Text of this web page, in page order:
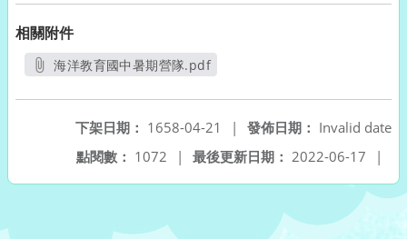
相關附件
海洋教育國中暑期營隊.pdf
發佈日期： Invalid date
下架日期： 1658-04-21
|
最後更新日期： 2022-06-17 |
點閱數： 1072 |